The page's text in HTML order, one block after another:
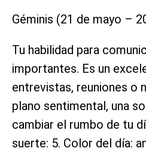
Géminis (21 de mayo –
Tu habilidad para
importantes. Es un
entrevistas, reuniones o
plano sentimental, una
cambiar el rumbo de tu
suerte: 5. Color del día: